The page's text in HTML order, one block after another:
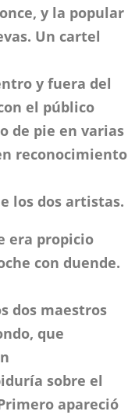
y la popular
Un cartel
y fuera del
el público
de pie en varias
reconocimiento
los dos artistas.
era propicio
con duende.
dos maestros
que
sobre el
apareció